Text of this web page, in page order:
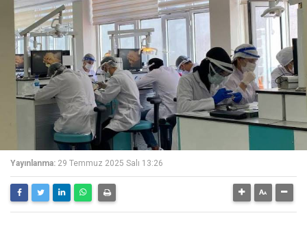
Yayınlanma: 29 Temmuz 2025 Salı 13:26